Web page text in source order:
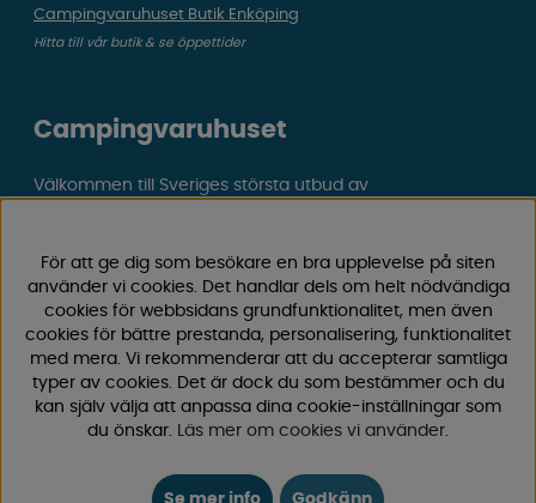
Campingvaruhuset Butik Enköping
Hitta till vår butik & se öppettider
Campingvaruhuset
Välkommen till Sveriges största utbud av
camping och fritid.
Hos oss hittar du allt från reservdelar till smarta tillbehör
som gör din campingupplevelse smidigare och roligare.
Vi erbjuder hög kvalitet och konkurrenskraftiga priser –
både online och i vår fysiska butik i Enköping.
Följ oss på Facebook och Instagram för inspiration,
För att ge dig som besökare en bra upplevelse på siten
använder vi cookies. Det handlar dels om helt nödvändiga
cookies för webbsidans grundfunktionalitet, men även
cookies för bättre prestanda, personalisering, funktionalitet
med mera. Vi rekommenderar att du accepterar samtliga
typer av cookies. Det är dock du som bestämmer och du
kan själv välja att anpassa dina cookie-inställningar som
du önskar. Läs mer om cookies vi använder.
Se mer info Godkänn